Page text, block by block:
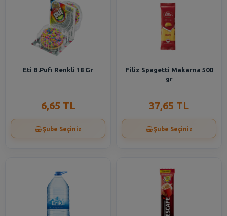
Eti B.Pufı Renkli 18 Gr
6,65 TL
Şube Seçiniz
Filiz Spagetti Makarna 500
gr
37,65 TL
Şube Seçiniz